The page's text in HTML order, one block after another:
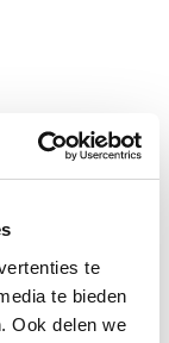
te
te bieden
Ook delen we